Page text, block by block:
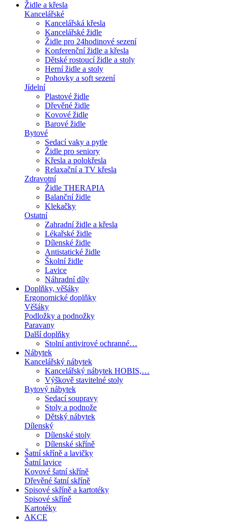
Židle a křesla
Kancelářské
Kancelářská křesla
Kancelářské židle
Židle pro 24hodinové sezení
Konferenční židle a křesla
Dětské rostoucí židle a stoly
Herní židle a stoly
Pohovky a soft sezení
Jídelní
Plastové židle
Dřevěné židle
Kovové židle
Barové židle
Bytové
Sedací vaky a pytle
Židle pro seniory
Křesla a polokřesla
Relaxační a TV křesla
Zdravotní
Židle THERAPIA
Balanční židle
Klekačky
Ostatní
Zahradní židle a křesla
Lékařské židle
Dílenské židle
Antistatické židle
Školní židle
Lavice
Náhradní díly
Doplňky, věšáky
Ergonomické doplňky
Věšáky
Podložky a podnožky
Paravany
Další doplňky
Stolní antivirové ochranné…
Nábytek
Kancelářský nábytek
Kancelářský nábytek HOBIS,…
Výškově stavitelné stoly
Bytový nábytek
Sedací soupravy
Stoly a podnože
Dětský nábytek
Dílenský
Dílenské stoly
Dílenské skříně
Šatní skříně a lavičky
Šatní lavice
Kovové šatní skříně
Dřevěné šatní skříně
Spisové skříně a kartotéky
Spisové skříně
Kartotéky
AKCE